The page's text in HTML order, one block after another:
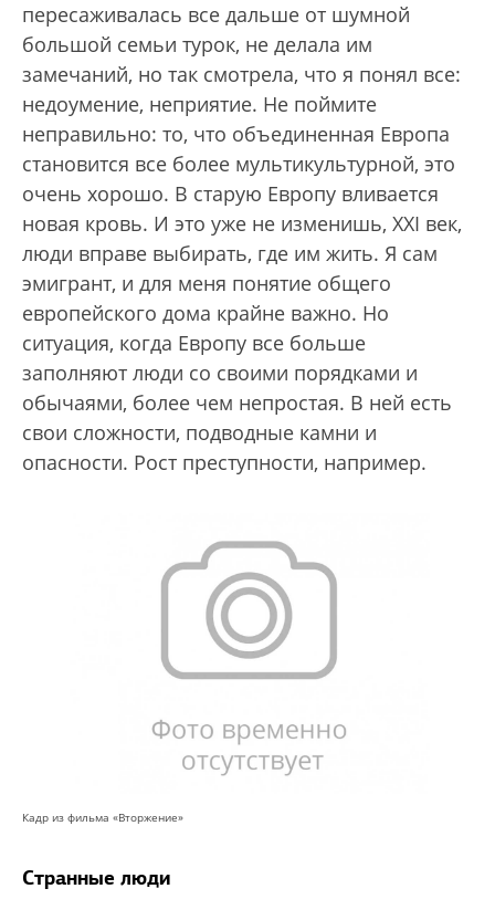
пересаживалась все дальше от шумной
большой семьи турок, не делала им
замечаний, но так смотрела, что я понял все:
недоумение, неприятие. Не поймите
неправильно: то, что объединенная Европа
становится все более мультикультурной, это
очень хорошо. В старую Европу вливается
новая кровь. И это уже не изменишь, XXI век,
люди вправе выбирать, где им жить. Я сам
эмигрант, и для меня понятие общего
европейского дома крайне важно. Но
ситуация, когда Европу все больше
заполняют люди со своими порядками и
обычаями, более чем непростая. В ней есть
свои сложности, подводные камни и
опасности. Рост преступности, например.
Кадр из фильма «Вторжение»
Странные люди